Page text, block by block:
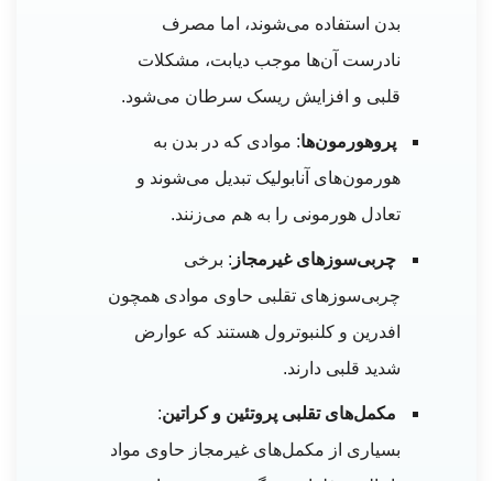
بدن استفاده می‌شوند، اما مصرف
نادرست آن‌ها موجب دیابت، مشکلات
قلبی و افزایش ریسک سرطان می‌شود.
پروهورمون‌ها: موادی که در بدن به
هورمون‌های آنابولیک تبدیل می‌شوند و
تعادل هورمونی را به هم می‌زنند.
چربی‌سوزهای غیرمجاز: برخی
چربی‌سوزهای تقلبی حاوی موادی همچون
افدرین و کلنبوترول هستند که عوارض
شدید قلبی دارند.
مکمل‌های تقلبی پروتئین و کراتین:
بسیاری از مکمل‌های غیرمجاز حاوی مواد